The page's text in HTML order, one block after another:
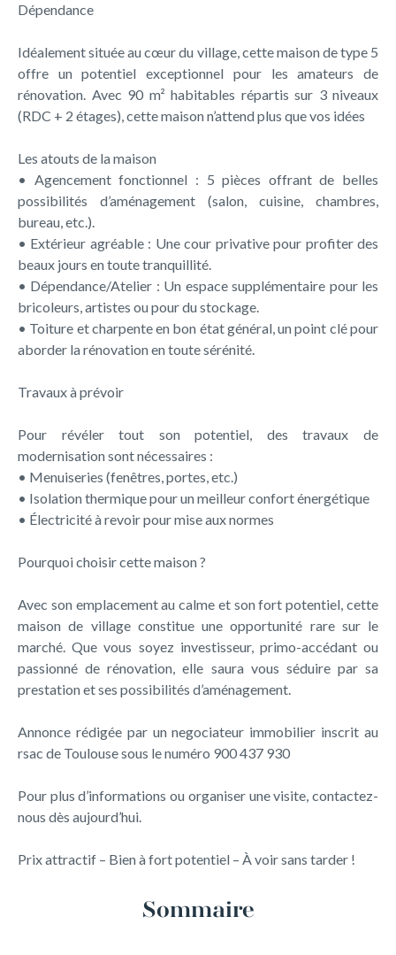
Dépendance
Idéalement située au cœur du village, cette maison de type 5
offre un potentiel exceptionnel pour les amateurs de
rénovation. Avec 90 m² habitables répartis sur 3 niveaux
(RDC + 2 étages), cette maison n’attend plus que vos idées
Les atouts de la maison
• Agencement fonctionnel : 5 pièces offrant de belles
possibilités d’aménagement (salon, cuisine, chambres,
bureau, etc.).
• Extérieur agréable : Une cour privative pour profiter des
beaux jours en toute tranquillité.
• Dépendance/Atelier : Un espace supplémentaire pour les
bricoleurs, artistes ou pour du stockage.
• Toiture et charpente en bon état général, un point clé pour
aborder la rénovation en toute sérénité.
Travaux à prévoir
Pour révéler tout son potentiel, des travaux de
modernisation sont nécessaires :
• Menuiseries (fenêtres, portes, etc.)
• Isolation thermique pour un meilleur confort énergétique
• Électricité à revoir pour mise aux normes
Pourquoi choisir cette maison ?
Avec son emplacement au calme et son fort potentiel, cette
maison de village constitue une opportunité rare sur le
marché. Que vous soyez investisseur, primo-accédant ou
passionné de rénovation, elle saura vous séduire par sa
prestation et ses possibilités d’aménagement.
Annonce rédigée par un negociateur immobilier inscrit au
rsac de Toulouse sous le numéro 900 437 930
Pour plus d’informations ou organiser une visite, contactez-
nous dès aujourd’hui.
Prix attractif – Bien à fort potentiel – À voir sans tarder !
Sommaire